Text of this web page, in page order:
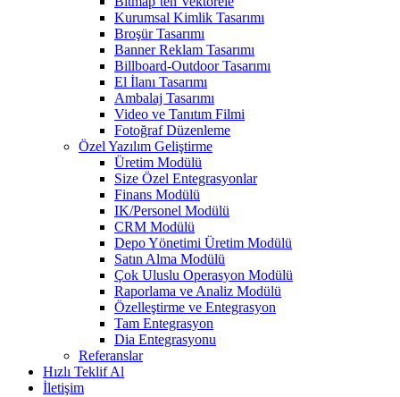
Kurumsal Kimlik Tasarımı
Broşür Tasarımı
Banner Reklam Tasarımı
Billboard-Outdoor Tasarımı
El İlanı Tasarımı
Ambalaj Tasarımı
Video ve Tanıtım Filmi
Fotoğraf Düzenleme
Özel Yazılım Geliştirme
Üretim Modülü
Size Özel Entegrasyonlar
Finans Modülü
IK/Personel Modülü
CRM Modülü
Depo Yönetimi Üretim Modülü
Satın Alma Modülü
Çok Uluslu Operasyon Modülü
Raporlama ve Analiz Modülü
Özelleştirme ve Entegrasyon
Tam Entegrasyon
Dia Entegrasyonu
Referanslar
Hızlı Teklif Al
İletişim